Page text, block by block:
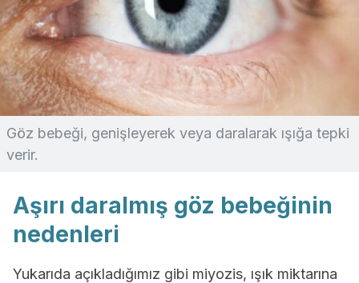
Göz bebeği, genişleyerek veya daralarak ışığa tepki
verir.
Aşırı daralmış göz bebeğinin
nedenleri
Yukarıda açıkladığımız gibi miyozis, ışık miktarına